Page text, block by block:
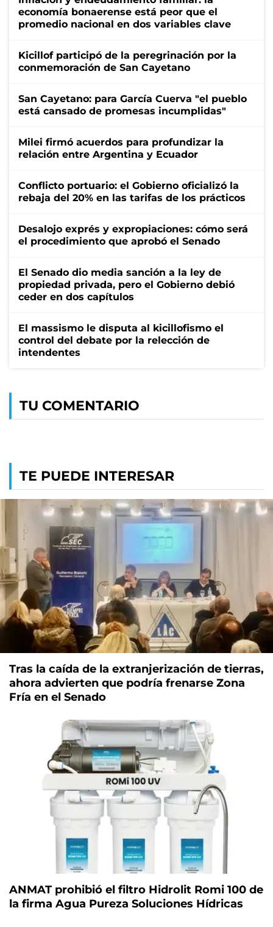
economía bonaerense está peor que el
promedio nacional en dos variables clave
Kicillof participó de la peregrinación por la
conmemoración de San Cayetano
San Cayetano: para García Cuerva "el pueblo
está cansado de promesas incumplidas"
Milei firmó acuerdos para profundizar la
relación entre Argentina y Ecuador
Conflicto portuario: el Gobierno oficializó la
rebaja del 20% en las tarifas de los prácticos
Desalojo exprés y expropiaciones: cómo será
el procedimiento que aprobó el Senado
El Senado dio media sanción a la ley de
propiedad privada, pero el Gobierno debió
ceder en dos capítulos
El massismo le disputa al kicillofismo el
control del debate por la relección de
intendentes
TU COMENTARIO
TE PUEDE INTERESAR
Tras la caída de la extranjerización de tierras,
ahora advierten que podría frenarse Zona
Fría en el Senado
ANMAT prohibió el filtro Hidrolit Romi 100 de
la firma Agua Pureza Soluciones Hídricas